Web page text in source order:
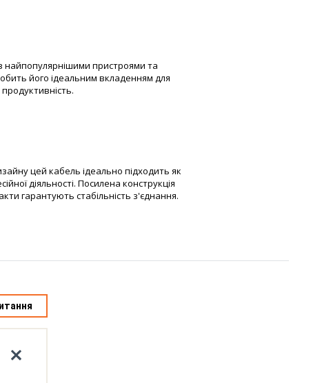
найпопулярнішими пристроями та
його ідеальним вкладенням для
цей кабель ідеально підходить як
діяльності. Посилена конструкція
гарантують стабільність з'єднання.